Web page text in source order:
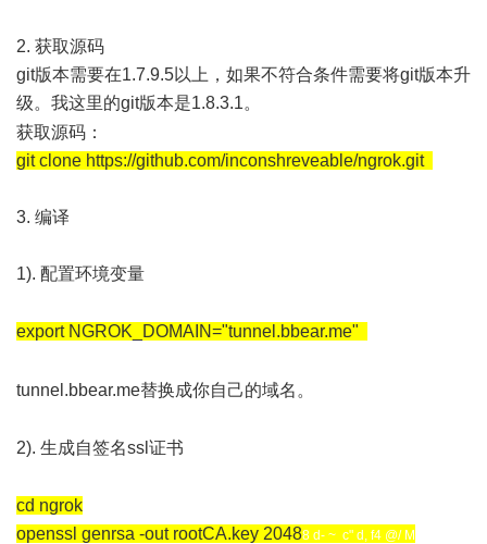
2. 获取源码
git版本需要在1.7.9.5以上，如果不符合条件需要将git版本升
级。我这里的git版本是1.8.3.1。
获取源码：
git clone https://github.com/inconshreveable/ngrok.git
3. 编译
1). 配置环境变量
export NGROK_DOMAIN="tunnel.bbear.me"
tunnel.bbear.me替换成你自己的域名。
2). 生成自签名ssl证书
cd ngrok
openssl genrsa -out rootCA.key 20488 d- ~ c" d, f4 @/ M